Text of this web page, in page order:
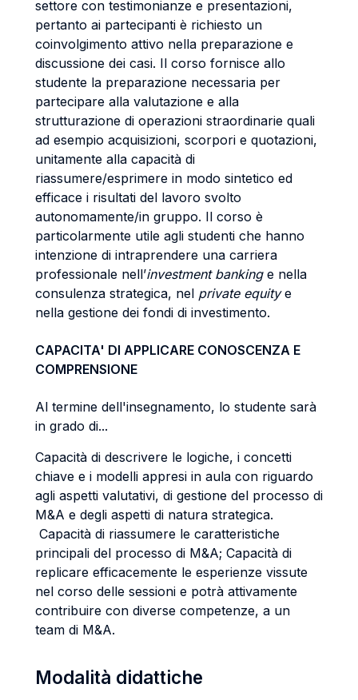
settore con testimonianze e presentazioni,
pertanto ai partecipanti è richiesto un
coinvolgimento attivo nella preparazione e
discussione dei casi. Il corso fornisce allo
studente la preparazione necessaria per
partecipare alla valutazione e alla
strutturazione di operazioni straordinarie quali
ad esempio acquisizioni, scorpori e quotazioni,
unitamente alla capacità di
riassumere/esprimere in modo sintetico ed
efficace i risultati del lavoro svolto
autonomamente/in gruppo. Il corso è
particolarmente utile agli studenti che hanno
intenzione di intraprendere una carriera
professionale nell’investment bankinge nella
consulenza strategica, nel private equitye
nella gestione dei fondi di investimento.
CAPACITA' DI APPLICARE CONOSCENZA E
COMPRENSIONE
Al termine dell'insegnamento, lo studente sarà
in grado di...
Capacità di descrivere le logiche, i concetti
chiave e i modelli appresi in aula con riguardo
agli aspetti valutativi, di gestione del processo di
M&A e degli aspetti di natura strategica.
Capacità di riassumere le caratteristiche
principali del processo di M&A; Capacità di
replicare efficacemente le esperienze vissute
nel corso delle sessioni e potrà attivamente
contribuire con diverse competenze, a un
team di M&A.
Modalità didattiche